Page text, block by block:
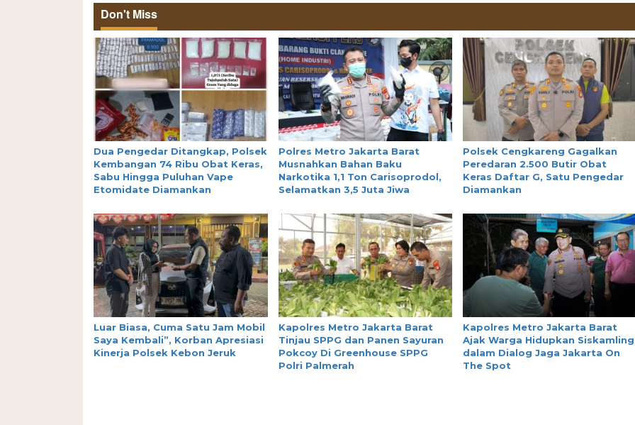
Don't Miss
Dua Pengedar Ditangkap, Polsek
Kembangan 74 Ribu Obat Keras,
Sabu Hingga Puluhan Vape
Etomidate Diamankan
Polres Metro Jakarta Barat
Musnahkan Bahan Baku
Narkotika 1,1 Ton Carisoprodol,
Selamatkan 3,5 Juta Jiwa
Polsek Cengkareng Gagalkan
Peredaran 2.500 Butir Obat
Keras Daftar G, Satu Pengedar
Diamankan
Luar Biasa, Cuma Satu Jam Mobil
Saya Kembali”, Korban Apresiasi
Kinerja Polsek Kebon Jeruk
Kapolres Metro Jakarta Barat
Tinjau SPPG dan Panen Sayuran
Pokcoy Di Greenhouse SPPG
Polri Palmerah
Kapolres Metro Jakarta Barat
Ajak Warga Hidupkan Siskamling
dalam Dialog Jaga Jakarta On
The Spot